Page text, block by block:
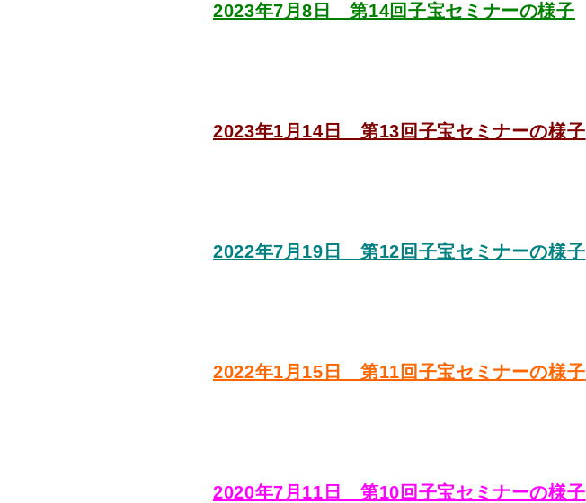
2023年7月8日 第14回子宝セミナーの様子
2023年1月14日 第13回子宝セミナーの様子
2022年7月19日 第12回子宝セミナーの様子
2022年1月15日 第11回子宝セミナーの様子
2020年7月11日 第10回子宝セミナーの様子